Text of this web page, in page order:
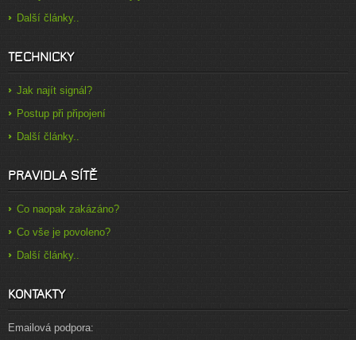
Další články..
TECHNICKY
Jak najít signál?
Postup při připojení
Další články..
PRAVIDLA SÍTĚ
Co naopak zakázáno?
Co vše je povoleno?
Další články..
KONTAKTY
Emailová podpora: